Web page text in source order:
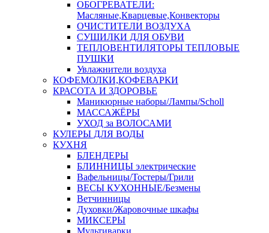
ОБОГРЕВАТЕЛИ:
Масляные,Кварцевые,Конвекторы
ОЧИСТИТЕЛИ ВОЗДУХА
СУШИЛКИ ДЛЯ ОБУВИ
ТЕПЛОВЕНТИЛЯТОРЫ ТЕПЛОВЫЕ
ПУШКИ
Увлажнители воздуха
КОФЕМОЛКИ,КОФЕВАРКИ
КРАСОТА И ЗДОРОВЬЕ
Маникюрные наборы/Лампы/Scholl
МАССАЖЁРЫ
УХОД за ВОЛОСАМИ
КУЛЕРЫ ДЛЯ ВОДЫ
КУХНЯ
БЛЕНДЕРЫ
БЛИННИЦЫ электрические
Вафельницы/Тостеры/Грили
ВЕСЫ КУХОННЫЕ/Безмены
Ветчинницы
Духовки/Жаровочные шкафы
МИКСЕРЫ
Мультиварки